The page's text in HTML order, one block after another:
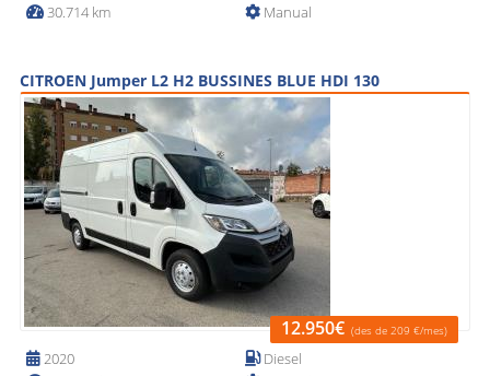
30.714 km
Manual
CITROEN Jumper L2 H2 BUSSINES BLUE HDI 130
12.950€ (des de 209 €/mes)
2020
Diesel